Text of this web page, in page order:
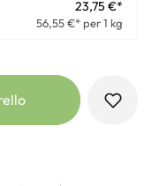
23,75 €*
56,55 €* per 1 kg